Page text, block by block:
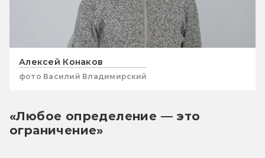
Алексей Конаков
фото Василий Владимирский
«Любое определение — это
ограничение»